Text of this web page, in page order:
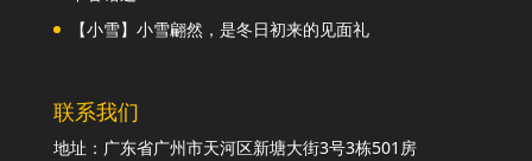
【小雪】小雪翩然，是冬日初来的见面礼
联系我们
地址：广东省广州市天河区新塘大街3号3栋501房